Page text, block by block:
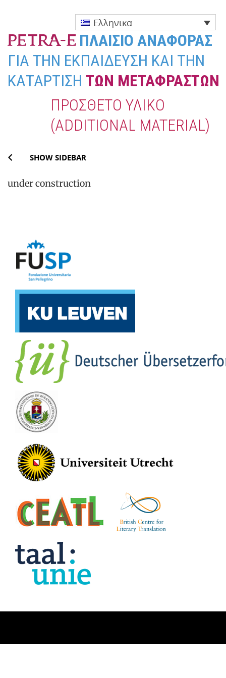
Ελληνικα
ΠΛΑΙΣΙΟ ΑΝΑΦΟΡΑΣ
ΓΙΑ ΤΗΝ ΕΚΠΑΙΔΕΥΣΗ ΚΑΙ ΤΗΝ
ΚΑΤΑΡΤΙΣΗ ΤΩΝ ΜΕΤΑΦΡΑΣΤΏΝ
ΛΟΓΟΤΕΧΝΙΚΏΝ ΕΡΓΩΝ
content
ΠΡΌΣΘΕΤΟ ΥΛΙΚΌ
(ADDITIONAL MATERIAL)
SHOW SIDEBAR
under construction